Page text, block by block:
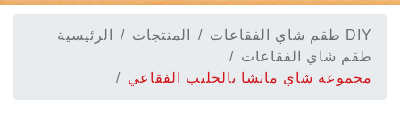
الرئيسية المنتجات
طقم شاي الفقاعات DIY
طقم شاي الفقاعات
مجموعة شاي ماتشا بالحليب الفقاعي